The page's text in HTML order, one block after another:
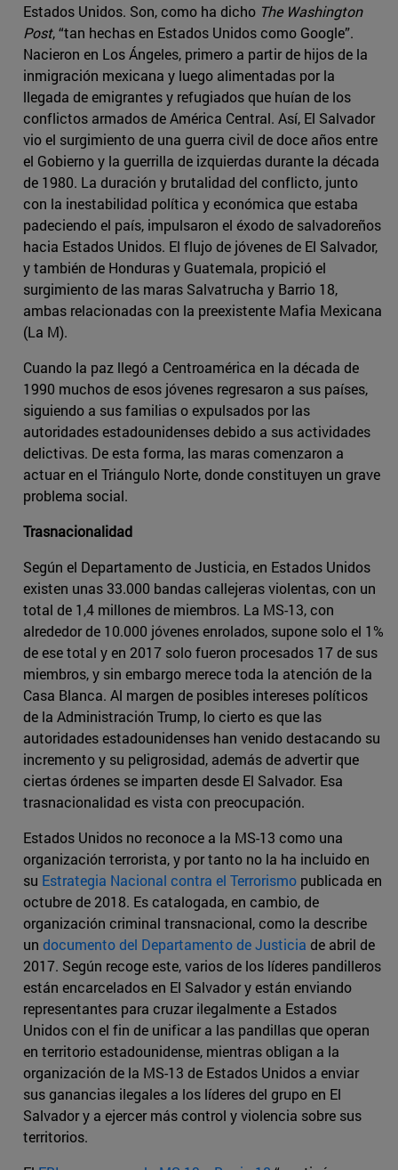
Estados Unidos. Son, como ha dicho The Washington
Post, “tan hechas en Estados Unidos como Google”.
Nacieron en Los Ángeles, primero a partir de hijos de la
inmigración mexicana y luego alimentadas por la
llegada de emigrantes y refugiados que huían de los
conflictos armados de América Central. Así, El Salvador
vio el surgimiento de una guerra civil de doce años entre
el Gobierno y la guerrilla de izquierdas durante la década
de 1980. La duración y brutalidad del conflicto, junto
con la inestabilidad política y económica que estaba
padeciendo el país, impulsaron el éxodo de salvadoreños
hacia Estados Unidos. El flujo de jóvenes de El Salvador,
y también de Honduras y Guatemala, propició el
surgimiento de las maras Salvatrucha y Barrio 18,
ambas relacionadas con la preexistente Mafia Mexicana
(La M).
Cuando la paz llegó a Centroamérica en la década de
1990 muchos de esos jóvenes regresaron a sus países,
siguiendo a sus familias o expulsados por las
autoridades estadounidenses debido a sus actividades
delictivas. De esta forma, las maras comenzaron a
actuar en el Triángulo Norte, donde constituyen un grave
problema social.
Trasnacionalidad
Según el Departamento de Justicia, en Estados Unidos
existen unas 33.000 bandas callejeras violentas, con un
total de 1,4 millones de miembros. La MS-13, con
alrededor de 10.000 jóvenes enrolados, supone solo el 1%
de ese total y en 2017 solo fueron procesados 17 de sus
miembros, y sin embargo merece toda la atención de la
Casa Blanca. Al margen de posibles intereses políticos
de la Administración Trump, lo cierto es que las
autoridades estadounidenses han venido destacando su
incremento y su peligrosidad, además de advertir que
ciertas órdenes se imparten desde El Salvador. Esa
trasnacionalidad es vista con preocupación.
Estados Unidos no reconoce a la MS-13 como una
organización terrorista, y por tanto no la ha incluido en
su Estrategia Nacional contra el Terrorismo publicada en
octubre de 2018. Es catalogada, en cambio, de
organización criminal transnacional, como la describe
un documento del Departamento de Justicia de abril de
2017. Según recoge este, varios de los líderes pandilleros
están encarcelados en El Salvador y están enviando
representantes para cruzar ilegalmente a Estados
Unidos con el fin de unificar a las pandillas que operan
en territorio estadounidense, mientras obligan a la
organización de la MS-13 de Estados Unidos a enviar
sus ganancias ilegales a los líderes del grupo en El
Salvador y a ejercer más control y violencia sobre sus
territorios.